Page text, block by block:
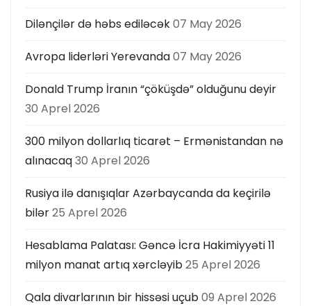
Dilənçilər də həbs ediləcək07 May 2026
Avropa liderləri Yerevanda07 May 2026
Donald Trump İranın “çöküşdə” olduğunu deyir
30 Aprel 2026
300 milyon dollarlıq ticarət – Ermənistandan nə
alınacaq30 Aprel 2026
Rusiya ilə danışıqlar Azərbaycanda da keçirilə
bilər25 Aprel 2026
Hesablama Palatası: Gəncə İcra Hakimiyyəti 11
milyon manat artıq xərcləyib25 Aprel 2026
Qala divarlarının bir hissəsi uçub09 Aprel 2026